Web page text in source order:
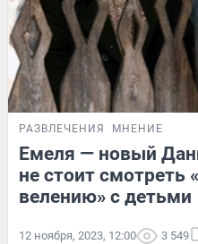
РАЗВЛЕЧЕНИЯ МНЕНИЕ
Емеля — новый
не стоит
велению» с детьми
12 ноября, 2023, 12:00 3 549